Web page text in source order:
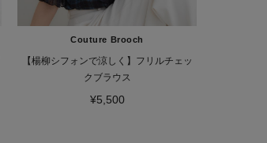
Couture Brooch
【楊柳シフォンで涼しく】フリルチェッ
クブラウス
¥5,500